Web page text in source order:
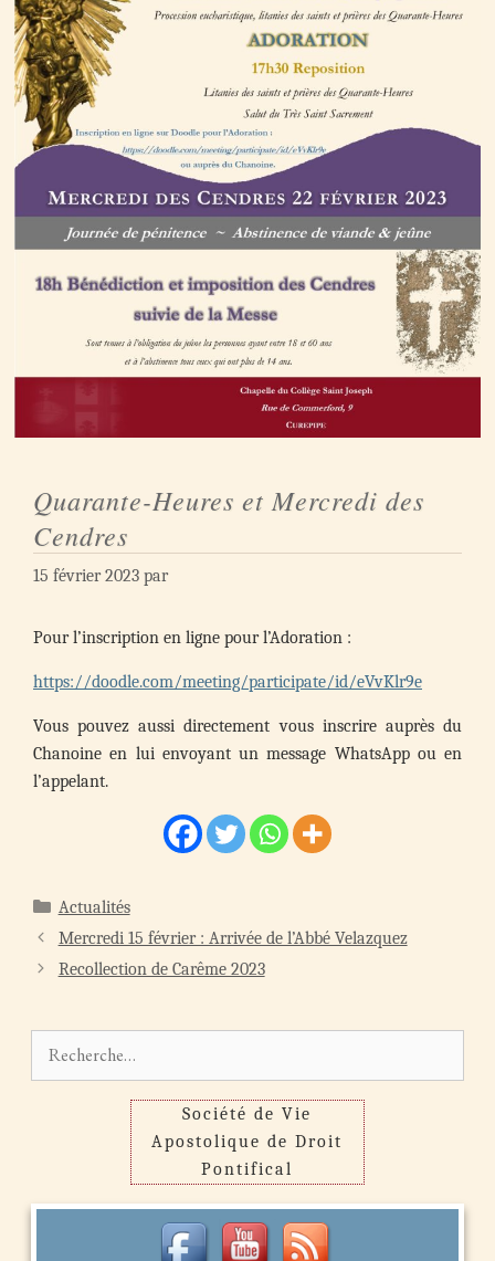
Quarante-Heures et Mercredi des
Cendres
15 février 2023 par
Pour l’inscription en ligne pour l’Adoration :
https://doodle.com/meeting/participate/id/eVvKlr9e
Vous pouvez aussi directement vous inscrire auprès du
Chanoine en lui envoyant un message WhatsApp ou en
l’appelant.
Catégories
Actualités
Navigation
des
Mercredi 15 février : Arrivée de l’Abbé Velazquez
Recollection de Carême 2023
Société de Vie
Apostolique de Droit
Pontifical